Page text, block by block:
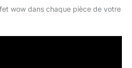
wow dans chaque pièce de votre